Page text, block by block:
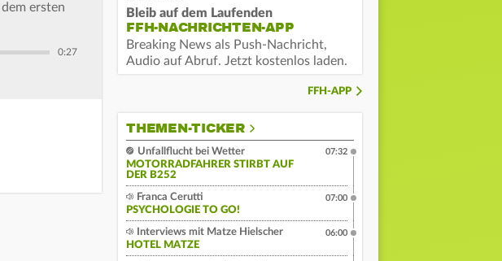
ersten
0:27
Bleib auf dem Laufenden
FFH-NACHRICHTEN-APP
Breaking News als Push-Nachricht,
Audio auf Abruf. Jetzt kostenlos laden.
FFH-APP
THEMEN-TICKER
Unfallflucht bei Wetter
MOTORRADFAHRER STIRBT AUF
DER B252
07:32
Franca Cerutti
PSYCHOLOGIE TO GO!
07:00
Interviews mit Matze Hielscher
HOTEL MATZE
06:00